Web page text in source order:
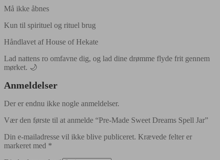
Må ikke åbnes
Kun til spirituel og rituel brug
Håndlavet af House of Hekate
Lad nattens ro omfavne dig, og lad dine drømme flyde frit gennem
mørket. 🌙
Anmeldelser
Der er endnu ikke nogle anmeldelser.
Vær den første til at anmelde “Pre-Made Sweet Dreams Spell Jar”
Din e-mailadresse vil ikke blive publiceret. Krævede felter er
markeret med *